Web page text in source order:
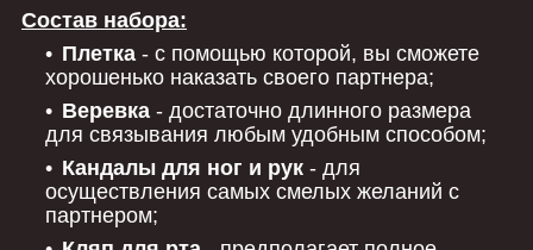
Состав набора:
Плетка - с помощью которой, вы сможете
хорошенько наказать своего партнера;
Веревка - достаточно длинного размера
для связывания любым удобным способом;
Кандалы для ног и рук - для
осуществления самых смелых желаний с
партнером;